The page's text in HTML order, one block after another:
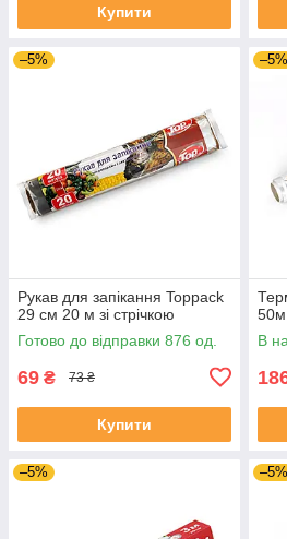
Купити
–5%
Рукав для запікання Toppack
29 см 20 м зі стрічкою
Готово до відправки 876 од.
69 ₴ 73 ₴
Купити
–5%
50м
В
–5% –5%